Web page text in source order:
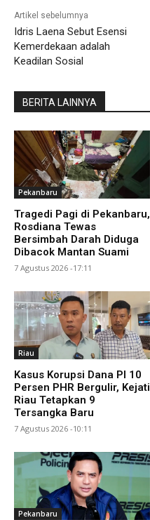
Artikel sebelumnya
Idris Laena Sebut Esensi
Kemerdekaan adalah
Keadilan Sosial
BERITA LAINNYA
Pekanbaru
Tragedi Pagi di Pekanbaru,
Rosdiana Tewas
Bersimbah Darah Diduga
Dibacok Mantan Suami
7 Agustus 2026 -17:11
Riau
Kasus Korupsi Dana PI 10
Persen PHR Bergulir, Kejati
Riau Tetapkan 9
Tersangka Baru
7 Agustus 2026 -10:11
Pekanbaru